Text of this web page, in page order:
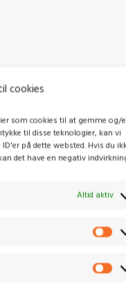
cookies
som cookies til at gemme og/
til disse teknologier, kan vi
på dette websted. Hvis du
det have en negativ
Altid aktiv